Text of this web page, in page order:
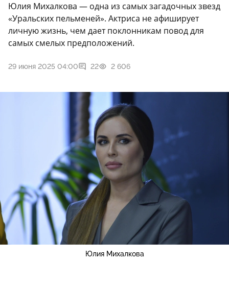
Юлия Михалкова — одна из самых загадочных звезд
«Уральских пельменей». Актриса не афиширует
личную жизнь, чем дает поклонникам повод для
самых смелых предположений.
29 июня 2025 04:00 22 2 606
Юлия Михалкова